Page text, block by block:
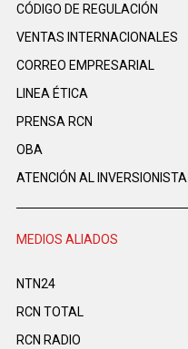
CÓDIGO DE REGULACIÓN
VENTAS INTERNACIONALES
CORREO EMPRESARIAL
LINEA ÉTICA
PRENSA RCN
OBA
ATENCIÓN AL INVERSIONISTA
MEDIOS ALIADOS
NTN24
RCN TOTAL
RCN RADIO